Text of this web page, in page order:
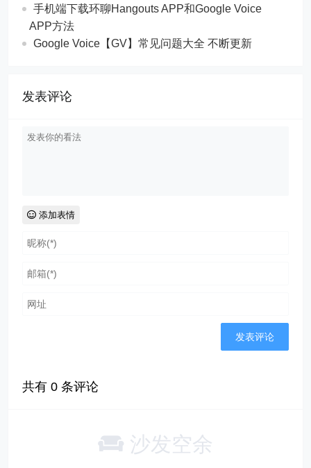
手机端下载环聊Hangouts APP和Google Voice
APP方法
Google Voice【GV】常见问题大全 不断更新
发表评论
添加表情
共有0 条评论
沙发空余